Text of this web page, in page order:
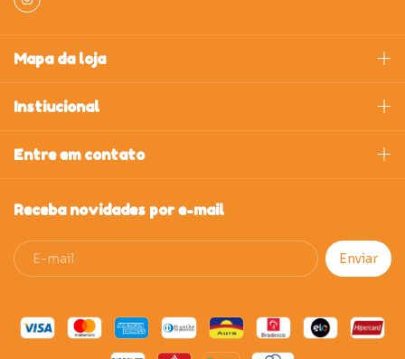
Mapa da loja
Instiucional
Entre em contato
Receba novidades por e-mail